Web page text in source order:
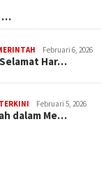
…
Februari 6, 2026
Har…
Februari 5, 2026
dalam Me…